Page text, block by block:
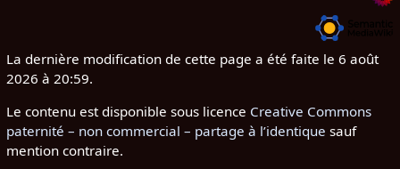
La dernière modification de cette page a été faite le 6 août
2026 à 20:59.
Le contenu est disponible sous licence Creative Commons
paternité – non commercial – partage à l’identique sauf
mention contraire.